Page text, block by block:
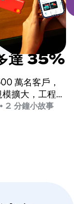
更
達 35%
萬名客戶，
擴大，工程團
關鍵領域，但
• 2 分鐘小故事